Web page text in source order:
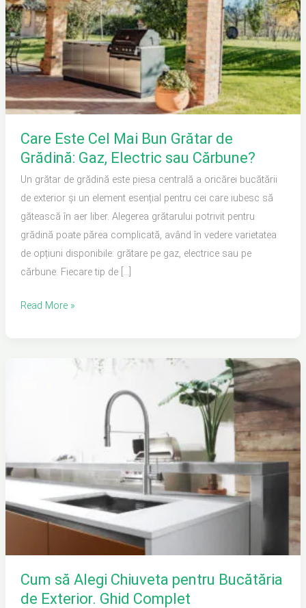
Care Este Cel Mai Bun Grătar de
Grădină: Gaz, Electric sau Cărbune?
Un grătar de grădină este piesa centrală a oricărei bucătării
de exterior și un element esențial pentru cei care iubesc să
gătească în aer liber. Alegerea grătarului potrivit pentru
grădină poate părea complicată, având în vedere varietatea
de opțiuni disponibile: grătare pe gaz, electrice sau pe
cărbune. Fiecare tip de […]
Grătar
de
Grădină:
Gaz,
Electric
sau
Read More »
Cum să Alegi Chiuveta pentru Bucătăria
de Exterior. Ghid Complet
Bucătăria
de
Exterior.
Ghid